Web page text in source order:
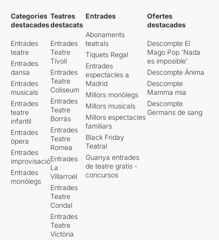
Categories
destacades
Entrades
teatre
Entrades
dansa
Entrades
musicals
Entrades
teatre
infantil
Entrades
òpera
Entrades
improvisació
Entrades
monòlegs
Teatres
destacats
Entrades
Teatre
Tívoli
Entrades
Teatre
Coliseum
Entrades
Teatre
Borràs
Entrades
Teatre
Romea
Entrades
La
Villarroel
Entrades
Teatre
Condal
Entrades
Teatre
Victòria
Entrades
Abonaments
teatrals
Tiquets Regal
Entrades
espectacles a
Madrid
Millors monòlegs
Millors musicals
Millors espectacles
familiars
Black Friday
Teatral
Guanya entrades
de teatre gratis -
concursos
Ofertes
destacades
Descompte El
Mago Pop 'Nada
es imposible'
Descompte Ànima
Descompte
Mamma mia
Descompte
Germans de sang